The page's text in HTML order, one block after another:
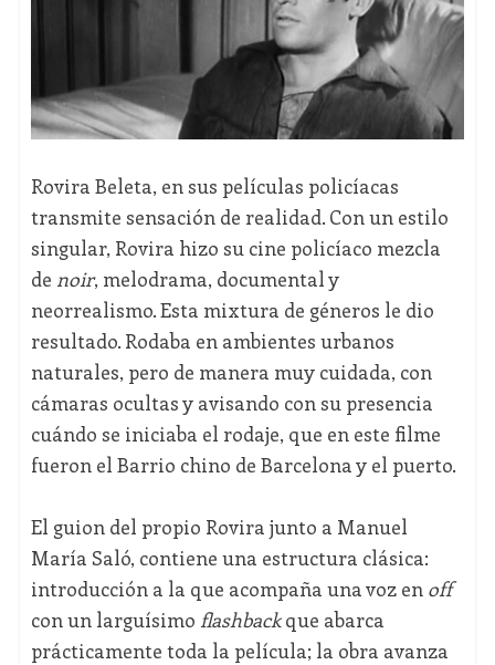
Rovira Beleta, en sus películas policíacas
transmite sensación de realidad. Con un estilo
singular, Rovira hizo su cine policíaco mezcla
de noir, melodrama, documental y
neorrealismo. Esta mixtura de géneros le dio
resultado. Rodaba en ambientes urbanos
naturales, pero de manera muy cuidada, con
cámaras ocultas y avisando con su presencia
cuándo se iniciaba el rodaje, que en este filme
fueron el Barrio chino de Barcelona y el puerto.
El guion del propio Rovira junto a Manuel
María Saló, contiene una estructura clásica:
introducción a la que acompaña una voz en off
con un larguísimo flashbackque abarca
prácticamente toda la película; la obra avanza